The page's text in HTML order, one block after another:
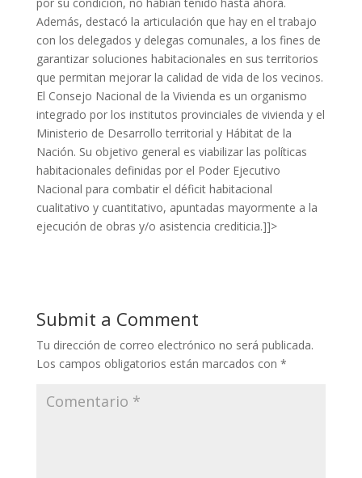
Además, destacó la articulación que hay en el trabajo
con los delegados y delegas comunales, a los fines de
garantizar soluciones habitacionales en sus territorios
que permitan mejorar la calidad de vida de los vecinos.
El Consejo Nacional de la Vivienda es un organismo
integrado por los institutos provinciales de vivienda y el
Ministerio de Desarrollo territorial y Hábitat de la
Nación. Su objetivo general es viabilizar las políticas
habitacionales definidas por el Poder Ejecutivo
Nacional para combatir el déficit habitacional
cualitativo y cuantitativo, apuntadas mayormente a la
ejecución de obras y/o asistencia crediticia.]]>
Submit a Comment
Tu dirección de correo electrónico no será publicada.
Los campos obligatorios están marcados con *